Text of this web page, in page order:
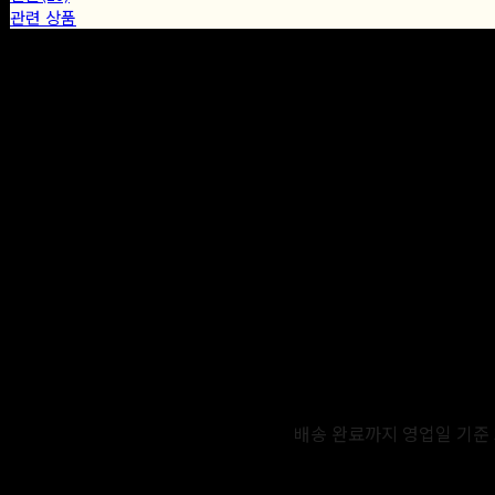
관련 상품
배송 완료까지 영업일 기